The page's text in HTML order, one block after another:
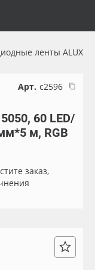
ленты ALUX
Арт. с2596
60 LED/
м, RGB
заказ,